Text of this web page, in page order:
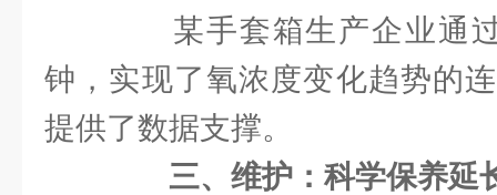
某手套箱生产企业通过
钟，实现了氧浓度变化趋势的
提供了数据支撑。
三、维护：科学保养延